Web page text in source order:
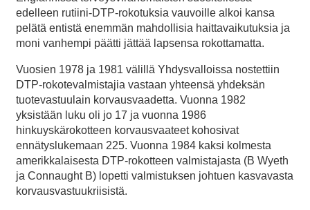
edelleen rutiini-DTP-rokotuksia vauvoille alkoi kansa
pelätä entistä enemmän mahdollisia haittavaikutuksia ja
moni vanhempi päätti jättää lapsensa rokottamatta.
Vuosien 1978 ja 1981 välillä Yhdysvalloissa nostettiin
DTP-rokotevalmistajia vastaan yhteensä yhdeksän
tuotevastuulain korvausvaadetta. Vuonna 1982
yksistään luku oli jo 17 ja vuonna 1986
hinkuyskärokotteen korvausvaateet kohosivat
ennätyslukemaan 225. Vuonna 1984 kaksi kolmesta
amerikkalaisesta DTP-rokotteen valmistajasta (B Wyeth
ja Connaught B) lopetti valmistuksen johtuen kasvavasta
korvausvastuukriisistä.